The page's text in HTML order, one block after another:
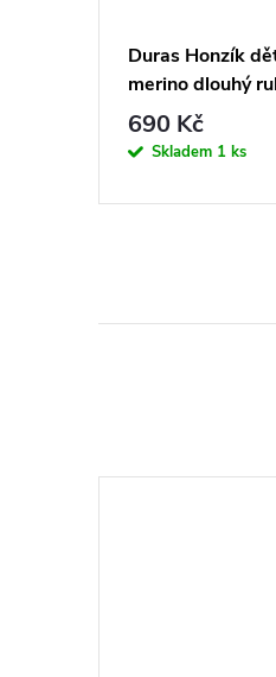
Duras Honzík
merino dlouhý
690 Kč
Skladem 1 ks